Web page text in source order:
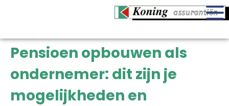
Pensioen opbouwen als
ondernemer: dit zijn je
mogelijkheden en